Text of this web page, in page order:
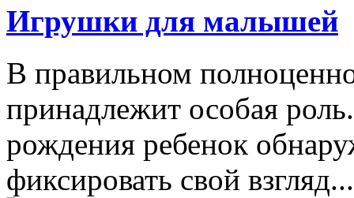
Игрушки для малышей
В правильном
принадлежит особая
рождения ребенок
фиксировать свой взгляд...